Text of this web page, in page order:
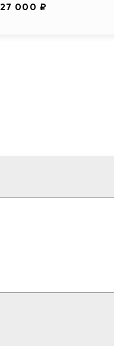
27 000 ₽